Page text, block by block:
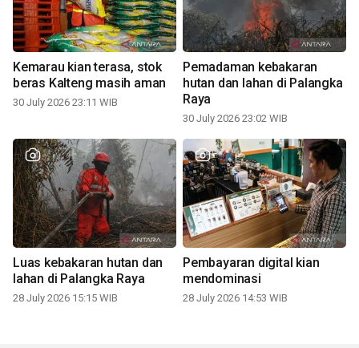
Kemarau kian terasa, stok
beras Kalteng masih aman
30 July 2026 23:11 WIB
Pemadaman kebakaran
hutan dan lahan di Palangka
Raya
30 July 2026 23:02 WIB
Luas kebakaran hutan dan
lahan di Palangka Raya
28 July 2026 15:15 WIB
Pembayaran digital kian
mendominasi
28 July 2026 14:53 WIB